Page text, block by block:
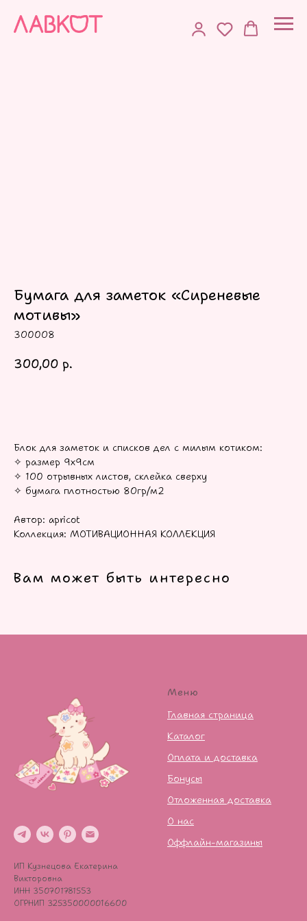
Бумага для заметок «Сиреневые
мотивы»
300008
300,00 р.
Блок для заметок и списков дел с милым котиком:
✧ размер 9х9см
✧ 100 отрывных листов, склейка сверху
✧ бумага плотностью 80гр/м2
Автор: apricot
Коллекция: МОТИВАЦИОННАЯ КОЛЛЕКЦИЯ
Вам может быть интересно
ИП Кузнецова Екатерина
Викторовна
ИНН 350701781553
ОГРНИП 325350000016600
Меню
Главная страница
Каталог
Оплата и доставка
Бонусы
Отложенная доставка
О нас
Оффлайн-магазины